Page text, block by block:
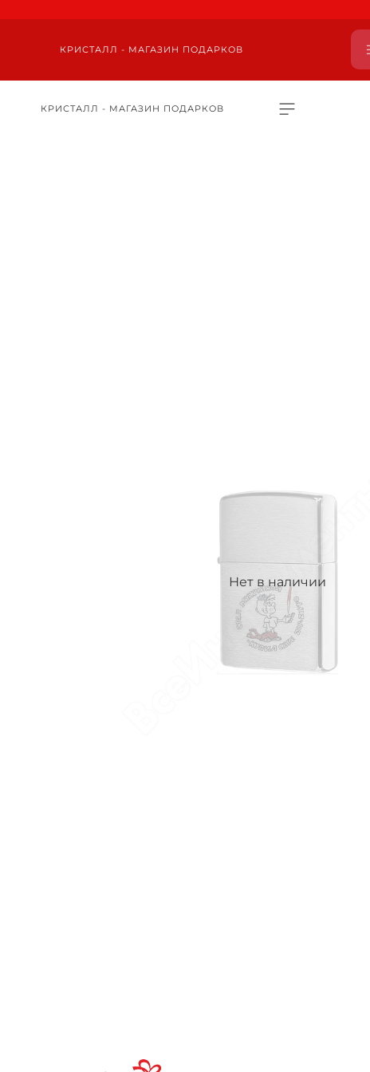
КРИСТАЛЛ - МАГАЗИН ПОДАРКОВ
КРИСТАЛЛ - МАГАЗИН ПОДАРКОВ
Нет в наличии